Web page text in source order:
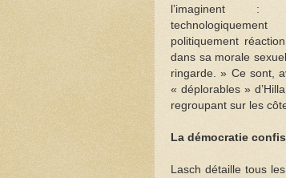
l’imaginent :
politiquement
dans sa morale
ringarde. » Ce sont,
« déplorables »
regroupant sur les
La démocratie
Lasch détaille tous